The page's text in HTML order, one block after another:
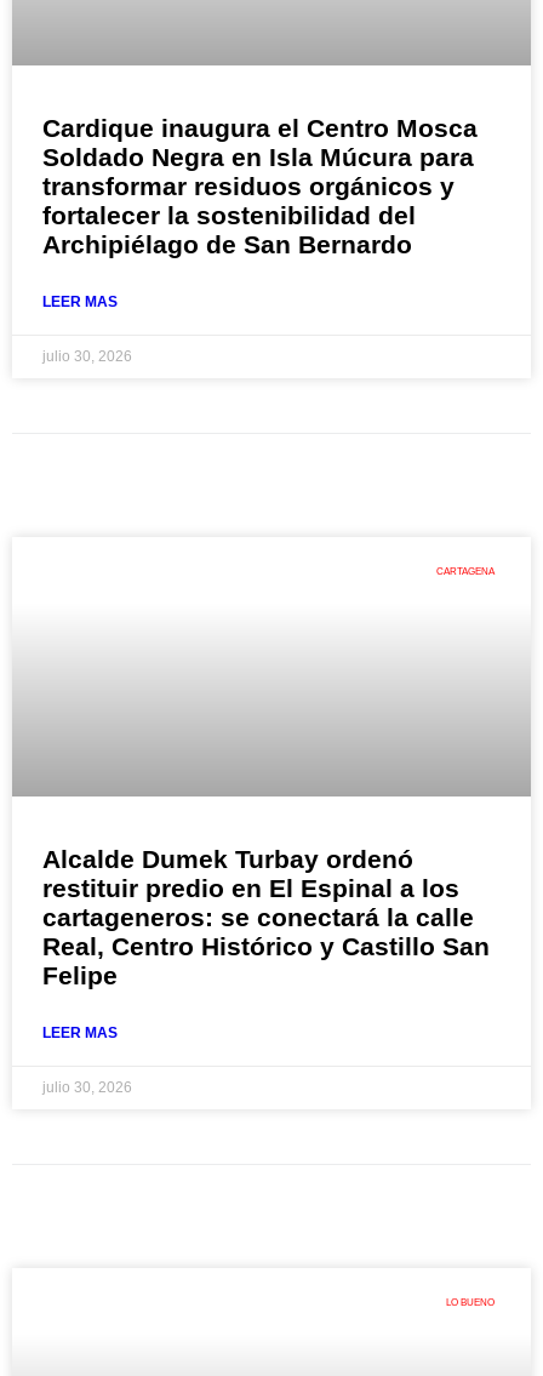
Cardique inaugura el Centro Mosca
Soldado Negra en Isla Múcura para
transformar residuos orgánicos y
fortalecer la sostenibilidad del
Archipiélago de San Bernardo
LEER MAS
julio 30, 2026
CARTAGENA
Alcalde Dumek Turbay ordenó
restituir predio en El Espinal a los
cartageneros: se conectará la calle
Real, Centro Histórico y Castillo San
Felipe
LEER MAS
julio 30, 2026
LO BUENO